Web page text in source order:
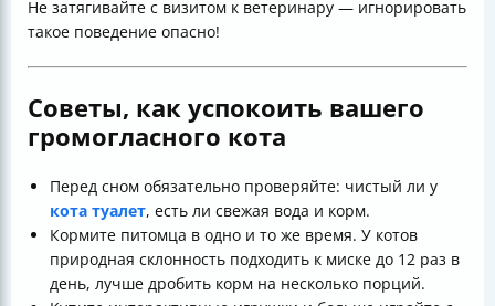
Не затягивайте с визитом к ветеринару — игнорировать
такое поведение опасно!
Советы, как успокоить вашего
громогласного кота
Перед сном обязательно проверяйте: чистый ли у
кота туалет, есть ли свежая вода и корм.
Кормите питомца в одно и то же время. У котов
природная склонность подходить к миске до 12 раз в
день, лучше дробить корм на несколько порций.